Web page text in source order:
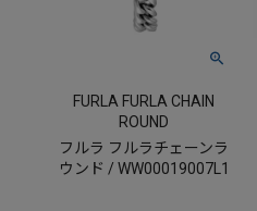
FURLA FURLA CHAIN
ROUND
フルラ フルラチェーンラ
ウンド / WW00019007L1